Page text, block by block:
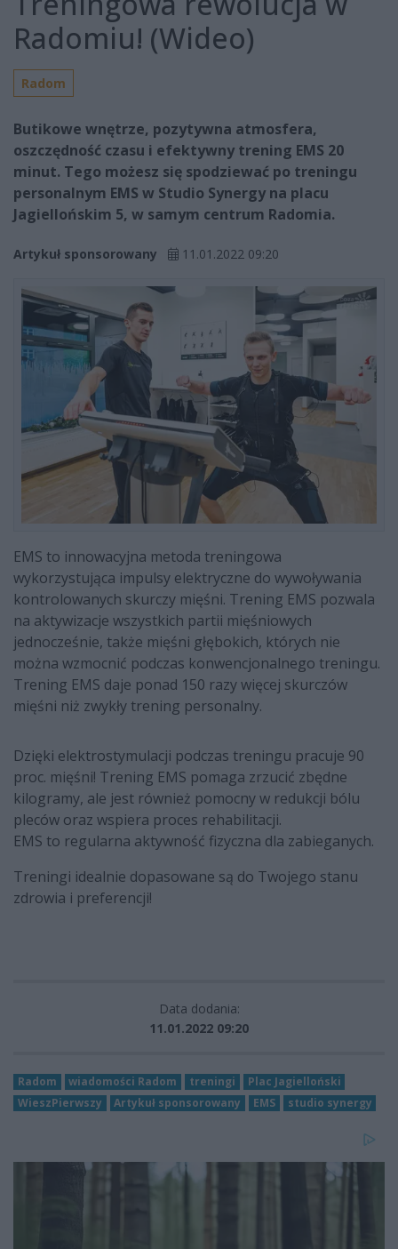
Radomiu! (Wideo)
Radom
Butikowe wnętrze, pozytywna atmosfera,
oszczędność czasu i efektywny trening EMS 20
minut. Tego możesz się spodziewać po treningu
personalnym EMS w Studio Synergy na placu
Jagiellońskim 5, w samym centrum Radomia.
Artykuł sponsorowany 11.01.2022 09:20
EMS to innowacyjna metoda treningowa
wykorzystująca impulsy elektryczne do wywoływania
kontrolowanych skurczy mięśni. Trening EMS pozwala
na aktywizacje wszystkich partii mięśniowych
jednocześnie, także mięśni głębokich, których nie
można wzmocnić podczas konwencjonalnego treningu.
Trening EMS daje ponad 150 razy więcej skurczów
mięśni niż zwykły trening personalny.
Dzięki elektrostymulacji podczas treningu pracuje 90
proc. mięśni! Trening EMS pomaga zrzucić zbędne
kilogramy, ale jest również pomocny w redukcji bólu
pleców oraz wspiera proces rehabilitacji.
EMS to regularna aktywność fizyczna dla zabieganych.
Treningi idealnie dopasowane są do Twojego stanu
zdrowia i preferencji!
Data dodania:
11.01.2022 09:20
Radom wiadomości Radom treningi
Plac Jagielloński
WieszPierwszy
Artykuł sponsorowany EMS studio synergy